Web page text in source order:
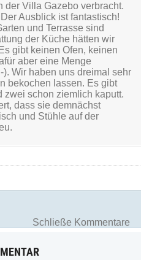
der Villa Gazebo verbracht.
Ausblick ist fantastisch!
und Terrasse sind
der Küche hätten wir
gibt keinen Ofen, keinen
aber eine Menge
). Wir haben uns dreimal sehr
bekochen lassen. Es gibt
zwei schon ziemlich kaputt.
dass sie demnächst
und Stühle auf der
Schließe Kommentare